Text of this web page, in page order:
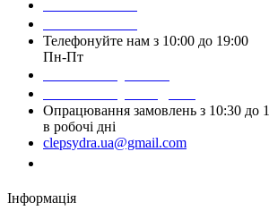
Телефонуйте нам з 10:00 до 19:00
Пн-Пт
Опрацювання замовлень з 10:30 до
в робочі дні
clepsydra.ua@gmail.com
Інформація